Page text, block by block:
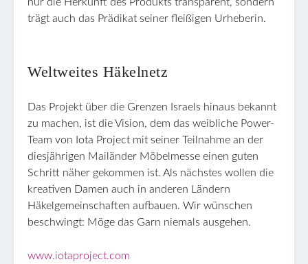
nur die Herkunft des Produkts transparent, sondern
trägt auch das Prädikat seiner fleißigen Urheberin.
Weltweites Häkelnetz
Das Projekt über die Grenzen Israels hinaus bekannt
zu machen, ist die Vision, dem das weibliche Power-
Team von Iota Project mit seiner Teilnahme an der
diesjährigen Mailänder Möbelmesse einen guten
Schritt näher gekommen ist. Als nächstes wollen die
kreativen Damen auch in anderen Ländern
Häkelgemeinschaften aufbauen. Wir wünschen
beschwingt: Möge das Garn niemals ausgehen.
www.iotaproject.com